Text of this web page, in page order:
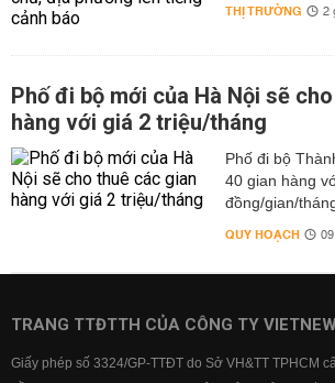
THỊ TRƯỜNG 2
Phố đi bộ mới của Hà Nội sẽ
hàng với giá 2 triệu/tháng
Phố đi bộ
40 gian hàng
đồng/gian/
QUY HOẠCH
TRANG TTĐTTH CỦA CÔNG TY
Giấy phép số 3324/GP-TTĐT do Sở VH&TT TPHCM